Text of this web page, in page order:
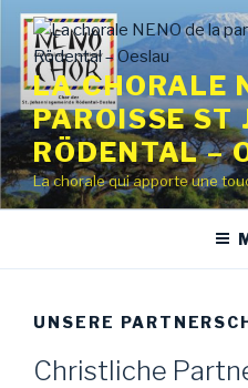
Aller
contenu
principalLA CHORALE
PAROISSE ST
RÖDENTAL –
La chorale qui apporte une
UNSERE
Christliche